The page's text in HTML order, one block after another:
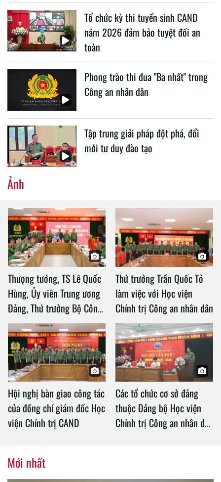
liên quan đến công tác giáo dục và đào tạo của lực lượng
CAND.
Tổ chức kỳ thi tuyển sinh CAND
năm 2026 đảm bảo tuyệt đối an
toàn
Phong trào thi đua "Ba nhất" trong
Công an nhân dân
Tập trung giải pháp đột phá, đổi
mới tư duy đào tạo
Ảnh
Thượng tướng, TS Lê Quốc
Hùng, Ủy viên Trung ương
Đảng, Thứ trưởng Bộ Công
an làm việc với Học viện
Chính trị Công an nhân dân
Thứ trưởng Trần Quốc Tỏ
làm việc với Học viện
Chính trị Công an nhân dân
Hội nghị bàn giao công tác
của đồng chí giám đốc Học
viện Chính trị CAND
Các tổ chức cơ sở đảng
thuộc Đảng bộ Học viện
Chính trị Công an nhân dân
Mới nhất